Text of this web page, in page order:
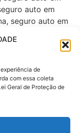
de
com essa coleta
Geral de Proteção de
auto em
seguro auto em
auto em
auto em
seguro auto em
auto em Jales,
Lorena, seguro
São Sebastião,
seguros na zona
na zona norte